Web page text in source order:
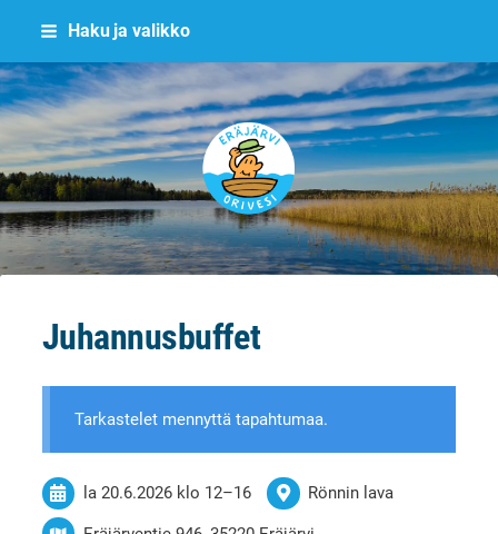
Siirry
sisältöön
Haku ja valikko
Eräjärvi
Juhannusbuffet
Tarkastelet mennyttä tapahtumaa.
la 20.6.2026 klo 12–16 Rönnin lava